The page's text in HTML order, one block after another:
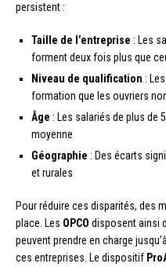
persistent :
Taille de l’entreprise : Les
forment deux fois plus que
Niveau de qualification :
formation que les ouvriers
Âge : Les salariés de plus de
moyenne
Géographie : Des écarts
et rurales
Pour réduire ces disparités, des
place. Les OPCO disposent ainsi
peuvent prendre en charge
ces entreprises. Le dispositif